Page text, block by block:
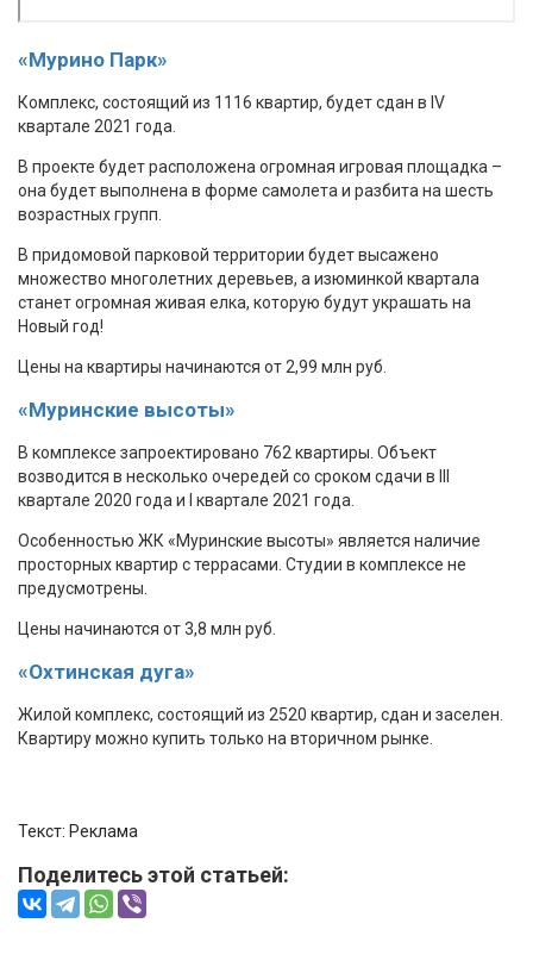
«Мурино Парк»
Комплекс, состоящий из 1116 квартир, будет сдан в IV
квартале 2021 года.
В проекте будет расположена огромная игровая площадка –
она будет выполнена в форме самолета и разбита на шесть
возрастных групп.
В придомовой парковой территории будет высажено
множество многолетних деревьев, а изюминкой квартала
станет огромная живая елка, которую будут украшать на
Новый год!
Цены на квартиры начинаются от 2,99 млн руб.
«Муринские высоты»
В комплексе запроектировано 762 квартиры. Объект
возводится в несколько очередей со сроком сдачи в III
квартале 2020 года и I квартале 2021 года.
Особенностью ЖК «Муринские высоты» является наличие
просторных квартир с террасами. Студии в комплексе не
предусмотрены.
Цены начинаются от 3,8 млн руб.
«Охтинская дуга»
Жилой комплекс, состоящий из 2520 квартир, сдан и заселен.
Квартиру можно купить только на вторичном рынке.
Текст: Реклама
Поделитесь этой статьей: